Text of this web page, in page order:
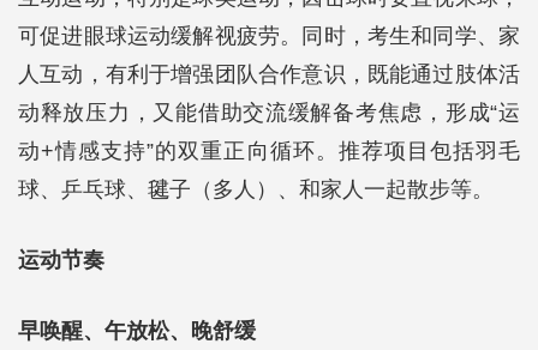
可促进眼球运动缓解视疲劳。同时，考生和同学、家
人互动，有利于增强团队合作意识，既能通过肢体活
动释放压力，又能借助交流缓解备考焦虑，形成“运
动+情感支持”的双重正向循环。推荐项目包括羽毛
球、乒乓球、毽子（多人）、和家人一起散步等。
运动节奏
早唤醒、午放松、晚舒缓